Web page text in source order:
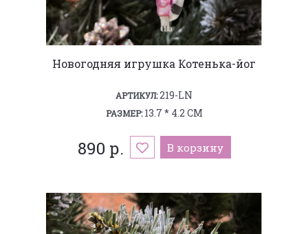
Новогодняя игрушка Котенька-йог
АРТИКУЛ:219-LN
РАЗМЕР:13.7 * 4.2 СМ
890 р. В корзину